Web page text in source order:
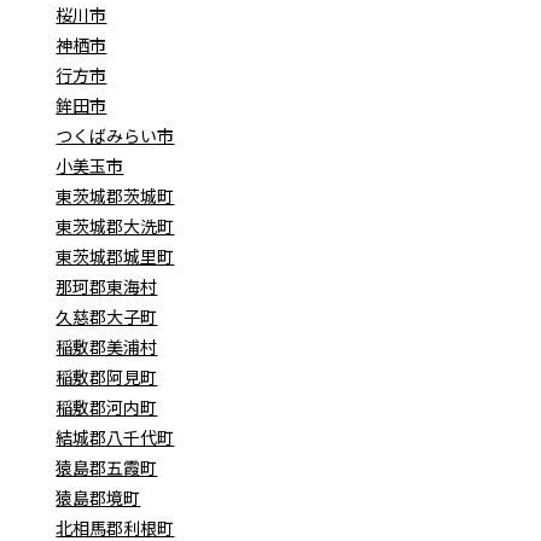
桜川市
神栖市
行方市
鉾田市
つくばみらい市
小美玉市
東茨城郡茨城町
東茨城郡大洗町
東茨城郡城里町
那珂郡東海村
久慈郡大子町
稲敷郡美浦村
稲敷郡阿見町
稲敷郡河内町
結城郡八千代町
猿島郡五霞町
猿島郡境町
北相馬郡利根町